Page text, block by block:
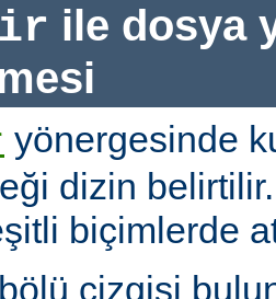
ile dosya
yönergesinde
dizin
biçimlerde
çizgisi